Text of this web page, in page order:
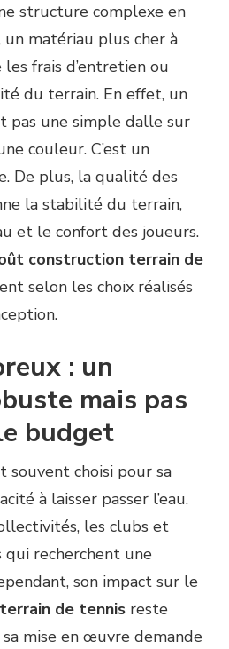
structure complexe en
un matériau plus cher à
frais d’entretien ou
du terrain. En effet, un
pas une simple dalle sur
couleur. C’est un
De plus, la qualité des
la stabilité du terrain,
et le confort des joueurs.
construction terrain de
selon les choix réalisés
: un
mais pas
budget
souvent choisi pour sa
à laisser passer l’eau.
les clubs et
recherchent une
son impact sur le
de tennis reste
mise en œuvre demande